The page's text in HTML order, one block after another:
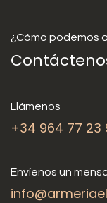
¿Cómo podemos
Llámenos
+34 964 77 23
Envíenos un